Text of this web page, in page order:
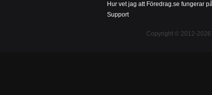
Hur vet jag att Föredrag.se fungerar
Support
Copyright © 2012-2026